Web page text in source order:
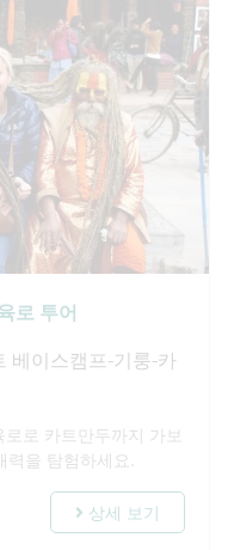
로 투어
베이스캠프-기룽-카
로 카트만두까지 가보
을 탐험하세요.
상세 보기